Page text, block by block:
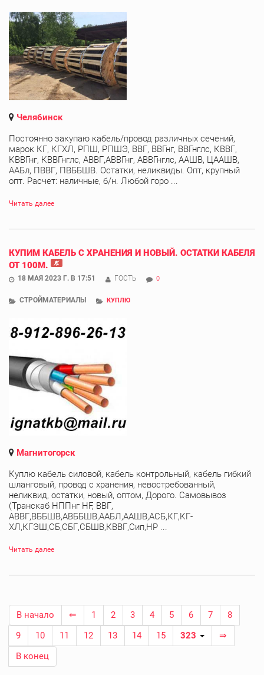
Челябинск
Постоянно закупаю кабель/провод различных сечений,
марок КГ, КГХЛ, РПШ, РПШЭ, ВВГ, ВВГнг, ВВГнглс, КВВГ,
КВВГнг, КВВГнглс, АВВГ,АВВГнг, АВВГнглс, ААШВ, ЦААШВ,
ААБл, ПВВГ, ПВББШВ. Остатки, неликвиды. Опт, крупный
опт. Расчет: наличные, б/н. Любой горо ...
Читать далее
КУПИМ КАБЕЛЬ С ХРАНЕНИЯ И НОВЫЙ. ОСТАТКИ КАБЕЛЯ
ОТ 100М.
18 МАЯ 2023 Г. В 17:51 ГОСТЬ 0
СТРОЙМАТЕРИАЛЫ КУПЛЮ
Магнитогорск
Куплю кабель силовой, кабель контрольный, кабель гибкий
шланговый, провод с хранения, невостребованный,
неликвид, остатки, новый, оптом, Дорого. Самовывоз
(Транскаб НППнг HF, ВВГ,
АВВГ,ВББШВ,АВББШВ,ААБЛ,ААШВ,АСБ,КГ,КГ-
ХЛ,КГЭШ,СБ,СБГ,СБШВ,КВВГ,Сип,НР ...
Читать далее
В начало ⇐ 1 2 3 4 5 6 7
8
9
10 11 12 13 14 15 323
⇒
В конец